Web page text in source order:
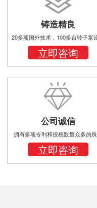
铸造精良
20多项国外技术，100多台转子泵
立即咨询
公司诚信
拥有多项专利和授权数量众多的
立即咨询